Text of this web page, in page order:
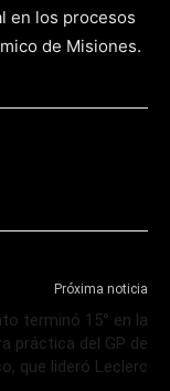
en los procesos
de Misiones.
Próxima noticia
terminó 15° en la
práctica del GP de
que lideró Leclerc